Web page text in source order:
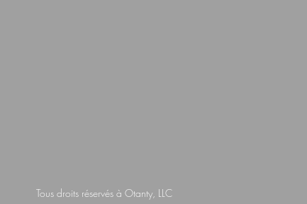
Tous droits réservés à Otanty, LLC